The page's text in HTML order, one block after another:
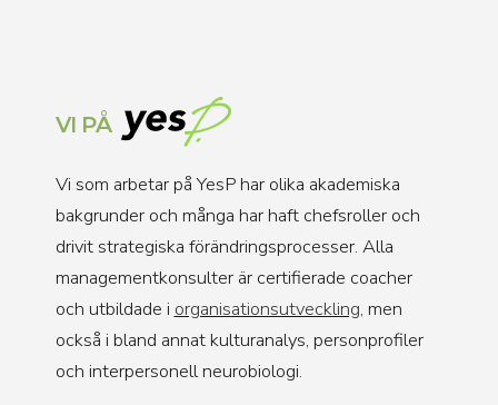
VI PÅ
Vi som arbetar på YesP har olika akademiska
bakgrunder och många har haft chefsroller och
drivit strategiska förändringsprocesser. Alla
managementkonsulter är certifierade coacher
och utbildade i organisationsutveckling, men
också i bland annat kulturanalys, personprofiler
och interpersonell neurobiologi.